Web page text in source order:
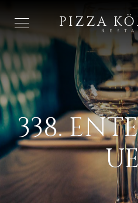
PIZZA
338. ENTE